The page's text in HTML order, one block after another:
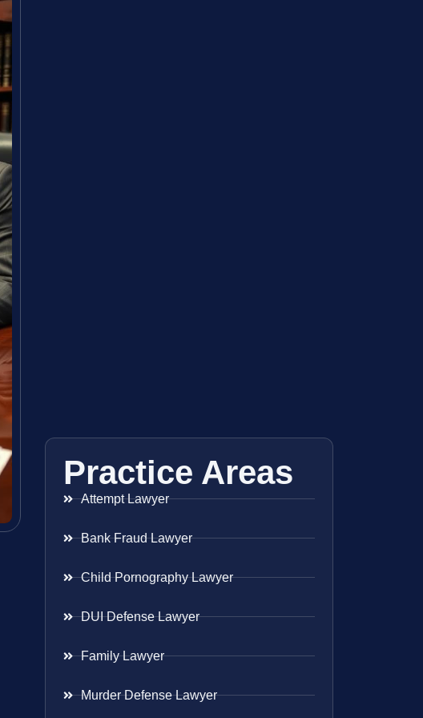
Practice Areas
Attempt Lawyer
Bank Fraud Lawyer
Child Pornography Lawyer
DUI Defense Lawyer
Family Lawyer
Murder Defense Lawyer